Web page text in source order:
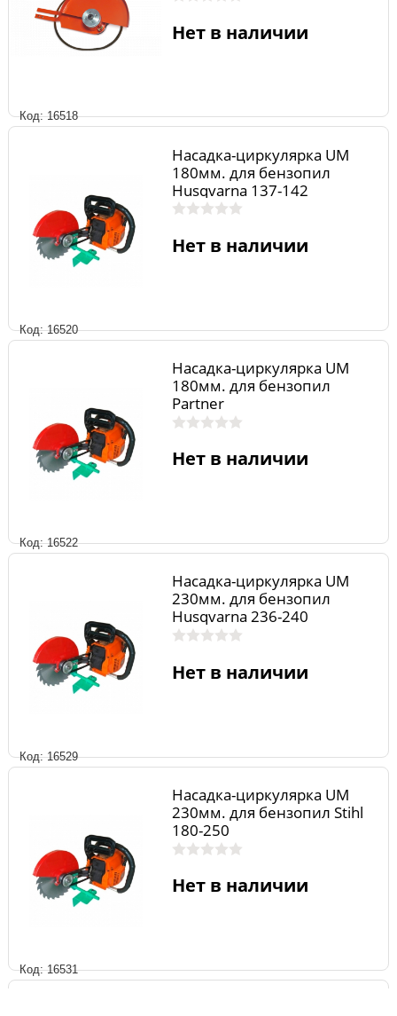
Код: 16518
Нет в наличии
Код: 16520
Насадка-циркулярка UM
180мм. для бензопил
Husqvarna 137-142
Нет в наличии
Код: 16522
Насадка-циркулярка UM
180мм. для бензопил
Partner
Нет в наличии
Код: 16529
Насадка-циркулярка UM
230мм. для бензопил
Husqvarna 236-240
Нет в наличии
Код: 16531
Насадка-циркулярка UM
230мм. для бензопил Stihl
180-250
Нет в наличии